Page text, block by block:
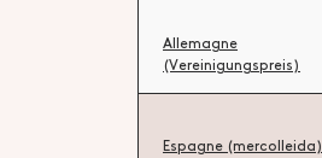
Allemagne
(Vereinigungspreis)
Espagne (mercolleida)